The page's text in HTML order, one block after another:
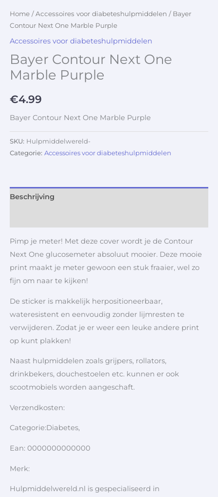
Home /Accessoires voor diabeteshulpmiddelen / Bayer
Contour Next One Marble Purple
Accessoires voor diabeteshulpmiddelen
Bayer Contour Next One
Marble Purple
€4.99
Bayer Contour Next One Marble Purple
SKU: Hulpmiddelwereld-
Categorie: Accessoires voor diabeteshulpmiddelen
Beschrijving
Pimp je meter! Met deze cover wordt je de Contour
Next One glucosemeter absoluut mooier. Deze mooie
print maakt je meter gewoon een stuk fraaier, wel zo
fijn om naar te kijken!
De sticker is makkelijk herpositioneerbaar,
wateresistent en eenvoudig zonder lijmresten te
verwijderen. Zodat je er weer een leuke andere print
op kunt plakken!
Naast hulpmiddelen zoals grijpers, rollators,
drinkbekers, douchestoelen etc. kunnen er ook
scootmobiels worden aangeschaft.
Verzendkosten:
Categorie:Diabetes,
Ean: 0000000000000
Merk:
Hulpmiddelwereld.nl is gespecialiseerd in